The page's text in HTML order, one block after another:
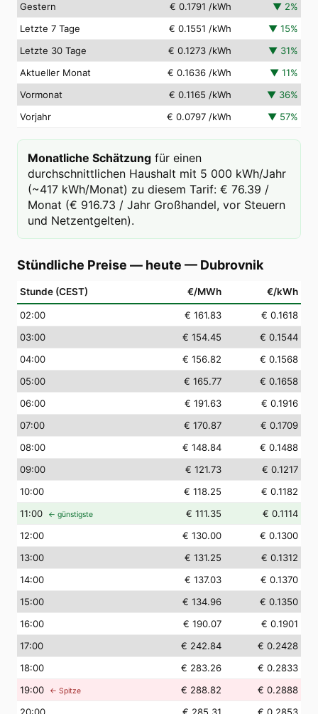
Gestern
€ 0.1791 /kWh ▼ 2%
Letzte 7 Tage
€ 0.1551 /kWh ▼ 15%
Letzte 30 Tage
€ 0.1273 /kWh ▼ 31%
Aktueller Monat
€ 0.1636 /kWh ▼ 11%
Vormonat
€ 0.1165 /kWh ▼ 36%
Vorjahr
€ 0.0797 /kWh ▼ 57%
Monatliche Schätzung für einen
durchschnittlichen Haushalt mit 5 000 kWh/Jahr
(~417 kWh/Monat) zu diesem Tarif: € 76.39 /
Monat (€ 916.73 / Jahr Großhandel, vor Steuern
und Netzentgelten).
Stündliche Preise — heute — Dubrovnik
Stunde (CEST) €/MWh €/kWh
02:00 € 161.83
€ 0.1618
03:00 € 154.45
€ 0.1544
04:00 € 156.82
€ 0.1568
05:00 € 165.77
€ 0.1658
06:00 € 191.63
€ 0.1916
07:00 € 170.87
€ 0.1709
08:00 € 148.84
€ 0.1488
09:00 € 121.73
€ 0.1217
10:00 € 118.25
€ 0.1182
11:00 ← günstigste € 111.35
€ 0.1114
12:00 € 130.00
€ 0.1300
13:00 € 131.25
€ 0.1312
14:00 € 137.03
€ 0.1370
15:00 € 134.96
€ 0.1350
16:00 € 190.07
€ 0.1901
17:00 € 242.84
€ 0.2428
18:00 € 283.26
€ 0.2833
19:00 ← Spitze € 288.82
€ 0.2888